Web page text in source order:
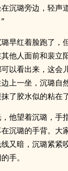
沉璐旁边，轻声
早红着脸跑了，
他人面前和裴立
以看出来，这会
上一坐，沉璐自
了胶水似的粘在
他望着沉璐，手
沉璐的手背。大
又暗，沉璐紧紧
手。